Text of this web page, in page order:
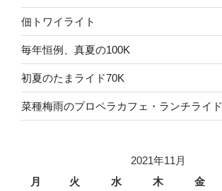
佃トワイライト
毎年恒例、真夏の100K
初夏のたまライド70K
菜種梅雨のプロペラカフェ・ランチライド
2021年11月
月
火 水 木 金